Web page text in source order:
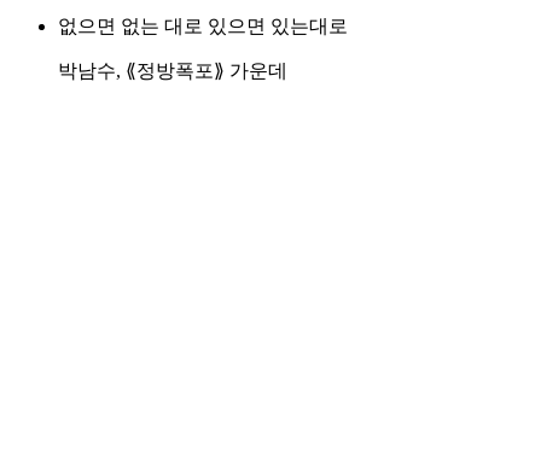
없으면 없는 대로 있으면 있는대로
박남수, ⟪정방폭포⟫ 가운데